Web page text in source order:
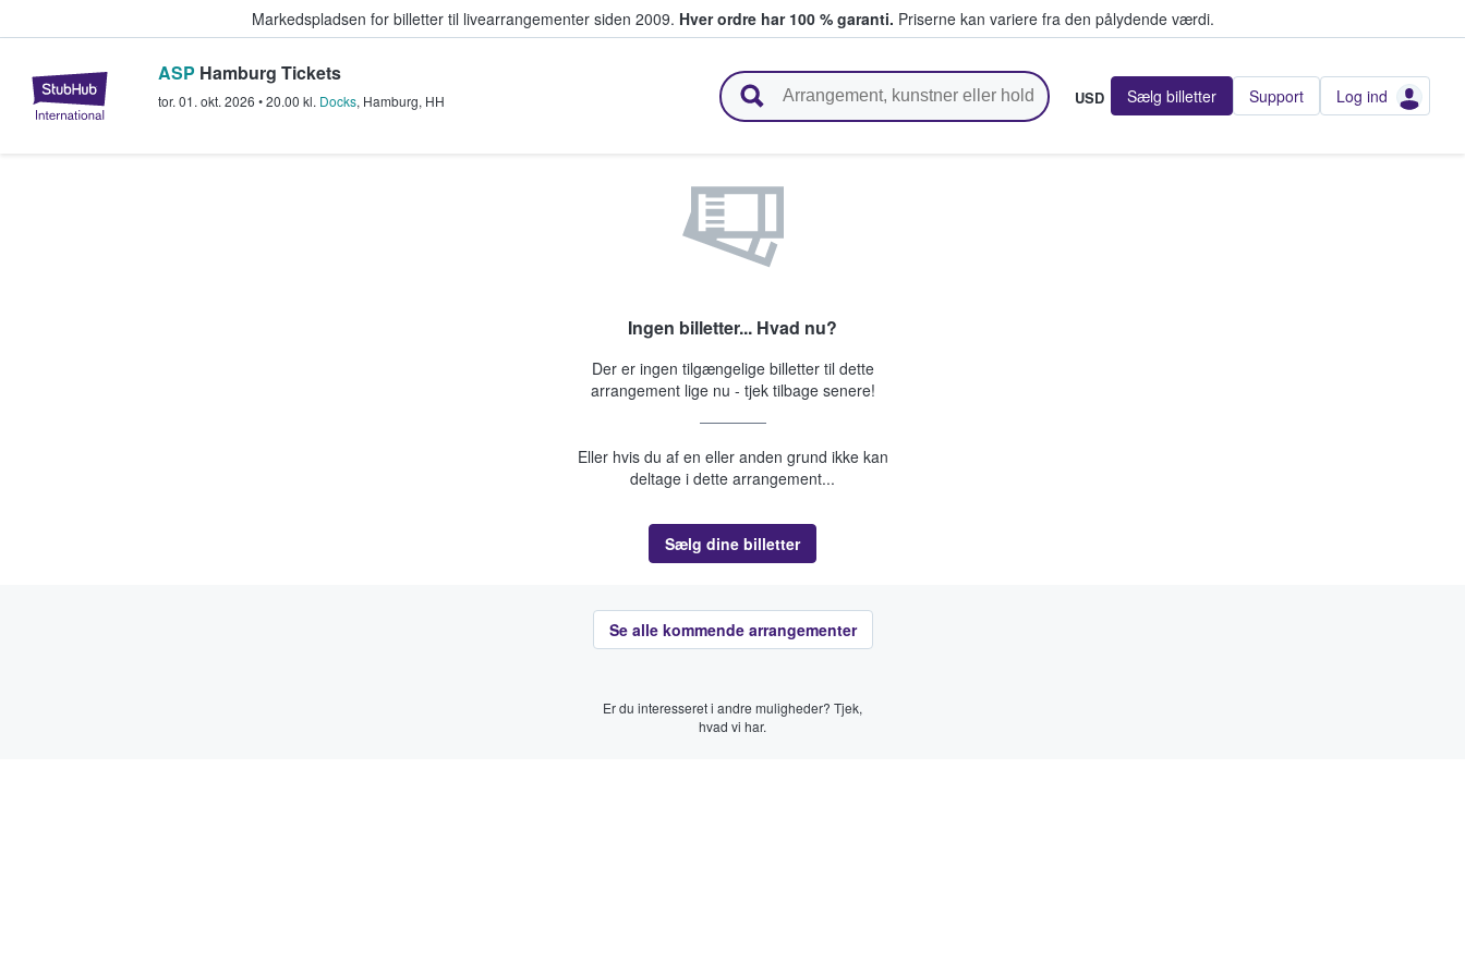
Markedspladsen for billetter til livearrangementer siden 2009. Hver ordre har 100 % garanti. Priserne kan variere fra den pålydende værdi.
StubHub - Hvor fans køber og sælger billetter
ASP Hamburg Tickets
tor. 01. okt. 2026 •20.00 kl. Docks, Hamburg, HH USD Sælg billetter Support Log ind
Ingen billetter... Hvad nu?
Der er ingen tilgængelige billetter til dette
arrangement lige nu - tjek tilbage senere!
Eller hvis du af en eller anden grund ikke kan
deltage i dette arrangement...
Sælg dine billetter
Se alle kommende arrangementer
Er du interesseret i andre muligheder? Tjek,
hvad vi har.